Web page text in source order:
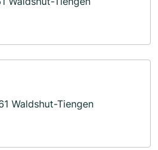
Waldshut-Tiengen